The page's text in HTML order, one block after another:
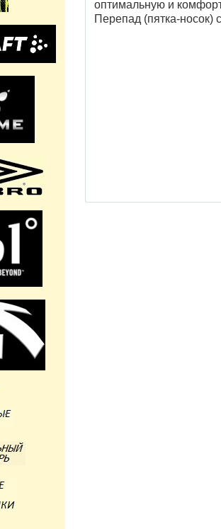
оптимальную и
Перепад (пятка-носок)